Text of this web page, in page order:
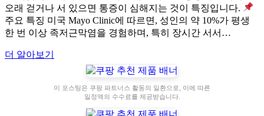
오래 걷거나 서 있으면 통증이 심해지는 것이 특징입니다.
주요 특징 미국 Mayo Clinic에 따르면, 성인의 약 10%가 평생
한 번 이상 족저근막염을 경험하며, 특히 장시간 서서…
더 알아보기
이 포스팅은 쿠팡 파트너스 활동의 일환으로, 이에 따른
일정액의 수수료를 제공받습니다.